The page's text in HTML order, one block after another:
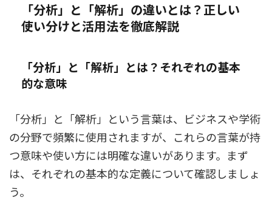
「分析」と「解析」の違いとは？正しい
使い分けと活用法を徹底解説
「分析」と「解析」とは？それぞれの基本
的な意味
「分析」と「解析」という言葉は、ビジネスや学術
の分野で頻繁に使用されますが、これらの言葉が持
つ意味や使い方には明確な違いがあります。まず
は、それぞれの基本的な定義について確認しましょ
う。